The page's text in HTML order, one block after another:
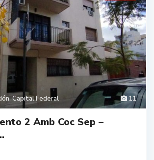
11
,Capital Federal
2 Amb Coc Sep –